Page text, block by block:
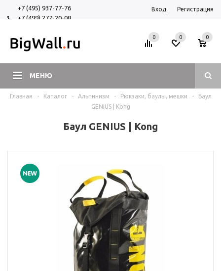
+7 (495) 937-77-76
+7 (499) 277-20-08
Вход Регистрация
МЕНЮ
0 0
0
Главная - Каталог - Альпинизм - Рюкзаки, баулы, мешки -
Баул
GENIUS | Kong
Баул GENIUS | Kong